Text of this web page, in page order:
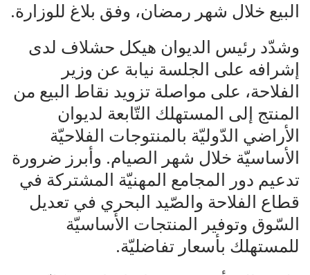
البيع خلال شهر رمضان، وفق بلاغ للوزارة.
وشدّد رئيس الديوان هيكل حشلاف لدى
إشرافه على الجلسة نيابة عن وزير
الفلاحة، على مواصلة تزويد نقاط البيع من
المنتج إلى المستهلك التّابعة لديوان
الأراضي الدّوليّة بالمنتوجات الفلاحيّة
الأساسيّة خلال شهر الصيام. وأبرز ضرورة
تدعيم دور المجامع المهنيّة المشتركة في
قطاع الفلاحة والصّيد البحري في تعديل
السّوق وتوفير المنتجات الأساسيّة
للمستهلك بأسعار تفاضليّة.